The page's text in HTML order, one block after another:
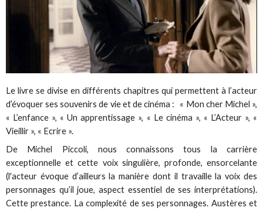
Le livre se divise en différents chapitres qui permettent à l’acteur
d’évoquer ses souvenirs de vie et de cinéma : « Mon cher Michel »,
« L’enfance », « Un apprentissage », « Le cinéma », « L’Acteur », «
Vieillir », « Ecrire ».
De Michel Piccoli, nous connaissons tous la carrière
exceptionnelle et cette voix singulière, profonde, ensorcelante
(l'acteur évoque d’ailleurs la manière dont il travaille la voix des
personnages qu’il joue, aspect essentiel de ses interprétations).
Cette prestance. La complexité de ses personnages. Austères et